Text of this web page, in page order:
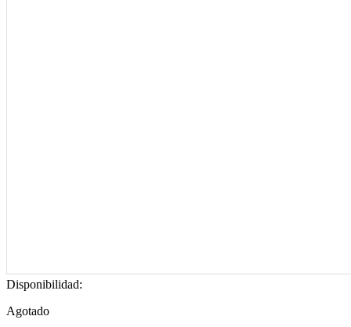
Disponibilidad:
Agotado